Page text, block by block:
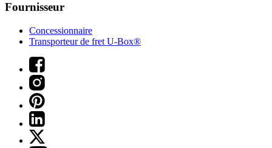
Fournisseur
Concessionnaire
Transporteur de fret U-Box®